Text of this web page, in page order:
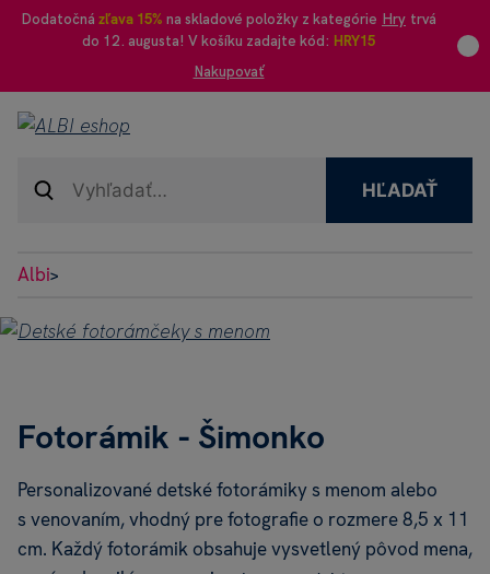
Dodatočná zľava 15% na skladové položky z kategórie Hry trvá
do 12. augusta! V košíku zadajte kód: HRY15
Nakupovať
HĽADAŤ
Albi>
Fotorámik - Šimonko
Personalizované detské fotorámiky s menom alebo
s venovaním, vhodný pre fotografie o rozmere 8,5 x 11
cm. Každý fotorámik obsahuje vysvetlený pôvod mena,